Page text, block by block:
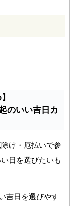
のいい吉日カ
け・厄払いで参
日を選びたいも
吉日を選びやす